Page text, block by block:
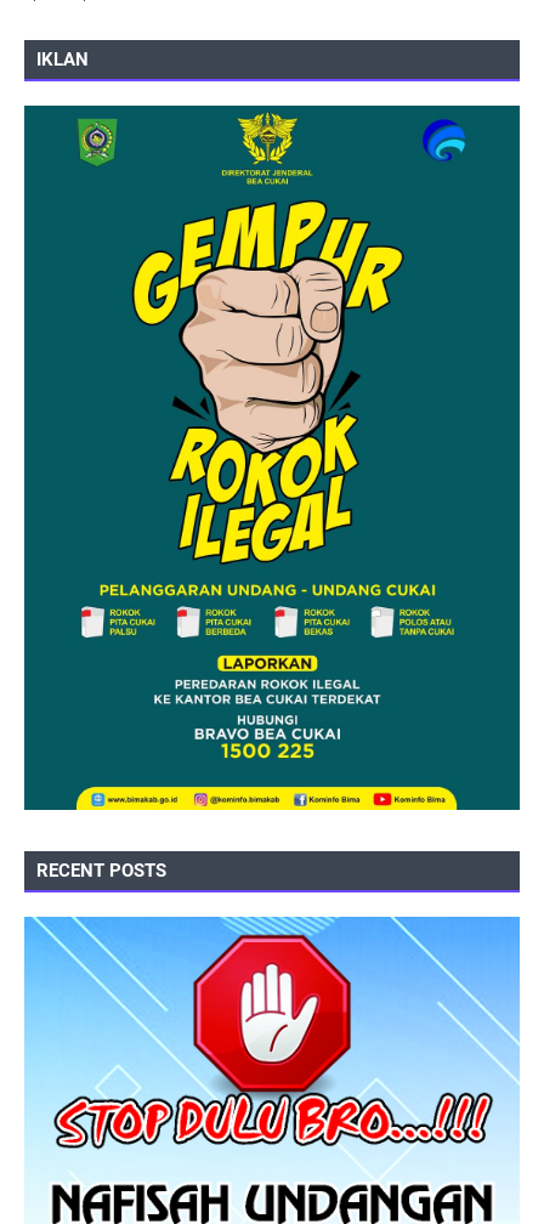
IKLAN
RECENT POSTS